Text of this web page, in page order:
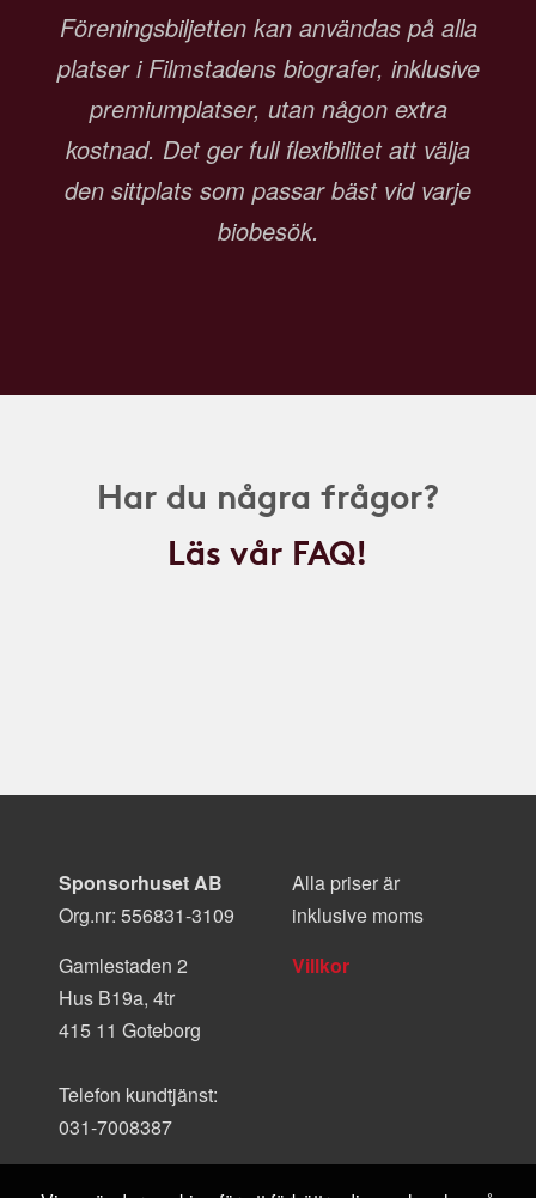
Föreningsbiljetten kan användas på alla
platser i Filmstadens biografer, inklusive
premiumplatser, utan någon extra
kostnad. Det ger full flexibilitet att välja
den sittplats som passar bäst vid varje
biobesök.
Har du några frågor?
Läs vår FAQ!
Sponsorhuset AB
Org.nr: 556831-3109
Gamlestaden 2
Hus B19a, 4tr
415 11 Goteborg
Telefon kundtjänst:
031-7008387
Alla priser är
inklusive moms
Villkor